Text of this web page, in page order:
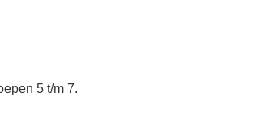
5 t/m 7.